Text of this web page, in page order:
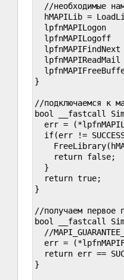
//необходимые
hMAPILib =
lpfnMAPILogon
lpfnMAPILogoff
}
//подключаемся к
bool __fastcall
err =
if(err !=
    return false;
  }
  return true;
}
//получаем первое
bool __fastcall
//
err =
return err ==
}